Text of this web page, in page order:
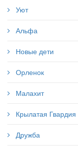
Уют
Альфа
Новые дети
Орленок
Малахит
Крылатая Гвардия
Дружба